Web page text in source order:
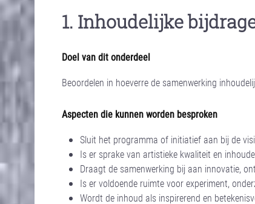
1. Inhoudelijke
Doel van dit onderdeel
Beoordelen in hoeverre de samenwerking
Aspecten die kunnen worden besproken
Sluit het programma of initiatief aan bij de
Is er sprake van artistieke kwaliteit en
Draagt de samenwerking bij aan innovatie,
Is er voldoende ruimte voor experiment,
Wordt de inhoud als inspirerend en